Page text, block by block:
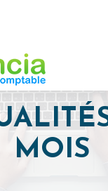
MOIS